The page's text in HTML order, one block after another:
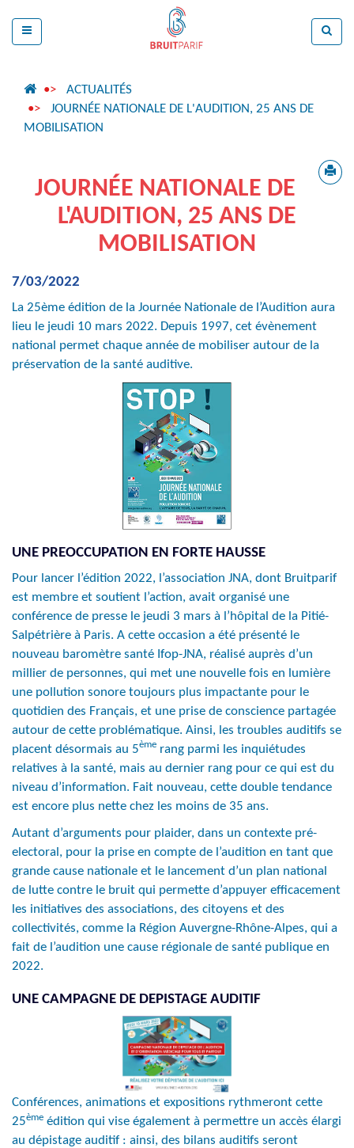
ACTUALITÉS
JOURNÉE NATIONALE DE L'AUDITION, 25 ANS DE
MOBILISATION
JOURNÉE NATIONALE DE
L'AUDITION, 25 ANS DE
MOBILISATION
7/03/2022
La 25ème édition de la Journée Nationale de l’Audition aura
lieu le jeudi 10 mars 2022. Depuis 1997, cet évènement
national permet chaque année de mobiliser autour de la
préservation de la santé auditive.
UNE PREOCCUPATION EN FORTE HAUSSE
Pour lancer l’édition 2022, l’association JNA, dont Bruitparif
est membre et soutient l’action, avait organisé une
conférence de presse le jeudi 3 mars à l’hôpital de la Pitié-
Salpétrière à Paris. A cette occasion a été présenté le
nouveau baromètre santé Ifop-JNA, réalisé auprès d’un
millier de personnes, qui met une nouvelle fois en lumière
une pollution sonore toujours plus impactante pour le
quotidien des Français, et une prise de conscience partagée
autour de cette problématique. Ainsi, les troubles auditifs se
placent désormais au 5ème rang parmi les inquiétudes
relatives à la santé, mais au dernier rang pour ce qui est du
niveau d’information. Fait nouveau, cette double tendance
est encore plus nette chez les moins de 35 ans.
Autant d’arguments pour plaider, dans un contexte pré-
electoral, pour la prise en compte de l’audition en tant que
grande cause nationale et le lancement d’un plan national
de lutte contre le bruit qui permette d’appuyer efficacement
les initiatives des associations, des citoyens et des
collectivités, comme la Région Auvergne-Rhône-Alpes, qui a
fait de l’audition une cause régionale de santé publique en
2022.
UNE CAMPAGNE DE DEPISTAGE AUDITIF
Conférences, animations et expositions rythmeront cette
25ème édition qui vise également à permettre un accès élargi
au dépistage auditif : ainsi, des bilans auditifs seront